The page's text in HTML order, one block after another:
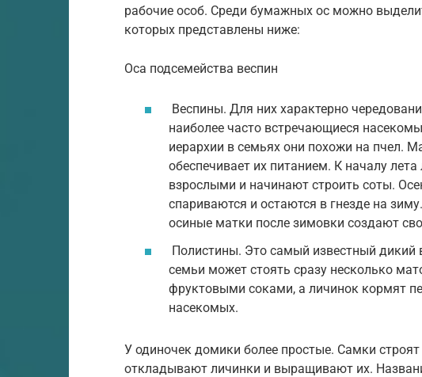
рабочие особ. Среди бумажных ос можно
которых представлены ниже:
Оса подсемейства веспин
Веспины. Для них характерно
наиболее часто встречающиеся
иерархии в семьях они похожи на пчел.
обеспечивает их питанием. К началу
взрослыми и начинают строить соты.
спариваются и остаются в гнезде на
осиные матки после зимовки создают
Полистины. Это самый известный дикий
семьи может стоять сразу несколько
фруктовыми соками, а личинок кормят
насекомых.
У одиночек домики более простые. Самки
откладывают личинки и выращивают их.